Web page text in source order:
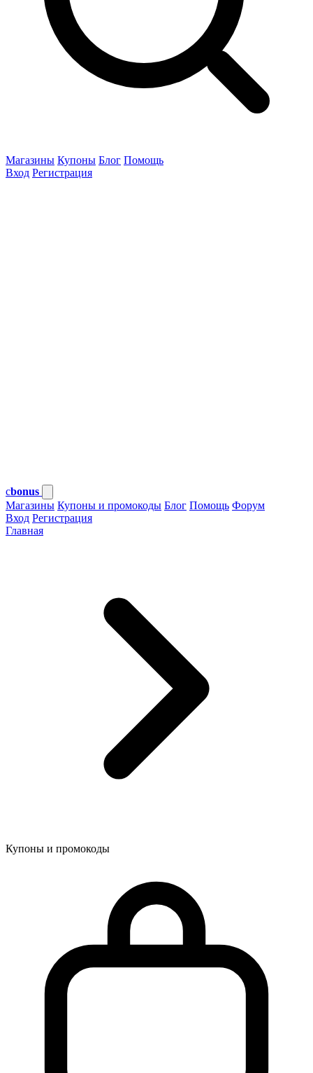
Магазины Купоны Блог Помощь
Вход Регистрация
cbonus
Магазины Купоны и промокоды Блог Помощь Форум
Вход Регистрация
Главная
Купоны и промокоды